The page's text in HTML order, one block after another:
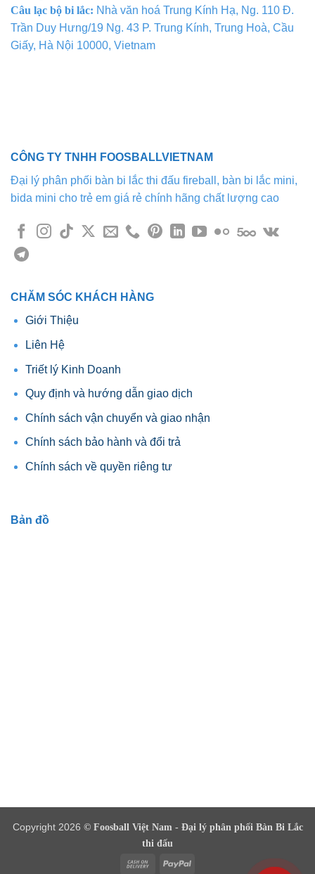
Câu lạc bộ bi lắc: Nhà văn hoá Trung Kính Hạ, Ng. 110 Đ.
Trần Duy Hưng/19 Ng. 43 P. Trung Kính, Trung Hoà, Cầu
Giấy, Hà Nội 10000, Vietnam
CÔNG TY TNHH FOOSBALLVIETNAM
Đại lý phân phối bàn bi lắc thi đấu fireball, bàn bi lắc mini,
bida mini cho trẻ em giá rẻ chính hãng chất lượng cao
CHĂM SÓC KHÁCH HÀNG
Giới Thiệu
Liên Hệ
Triết lý Kinh Doanh
Quy định và hướng dẫn giao dịch
Chính sách vận chuyển và giao nhận
Chính sách bảo hành và đổi trả
Chính sách về quyền riêng tư
Bản đồ
Copyright 2026 © Foosball Việt Nam - Đại lý phân phối Bàn Bi Lắc
thi đấu
Cash
PayPal